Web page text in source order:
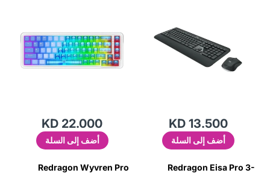
KD 13.500
أضف إلى السلة
KD 22.000
أضف إلى السلة
Redragon Eisa Pro 3-
Redragon Wyvren Pro